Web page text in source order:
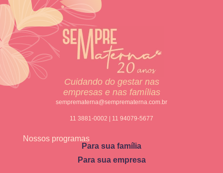
Cuidando do gestar nas
empresas e nas famílias
semprematerna@semprematerna.com.br
11 3881-0002 | 11 94079-5677
Nossos programas
Para sua família
Para sua empresa